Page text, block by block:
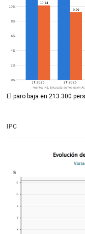
El paro baja en 213.300
IPC